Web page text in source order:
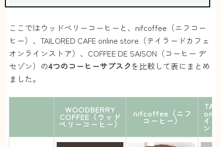
ここではウッドベリーコーヒーと、nifcoffee（ニフコー
ヒー）、TAILORED CAFE online store（テイラードカフェ
オンラインストア）、COFFEE DE SAISON（コーヒー デ
セゾン）の4つのコーヒーサブスクを比較して表にまとめ
ました。
WOODBERRY
COFFEE（ウッド
ベリーコーヒー）
nifcoffee（ニフ
コーヒー） イ
ン